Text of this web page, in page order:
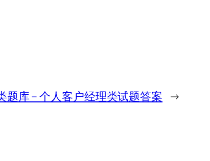
题库 – 个人客户经理类试题答案 →